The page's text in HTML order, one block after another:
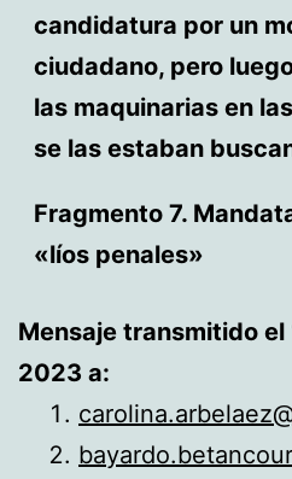
candidatura por un
ciudadano, pero
las maquinarias en
se las estaban
Fragmento 7.
«líos penales»
Mensaje transmitido el
2023 a: